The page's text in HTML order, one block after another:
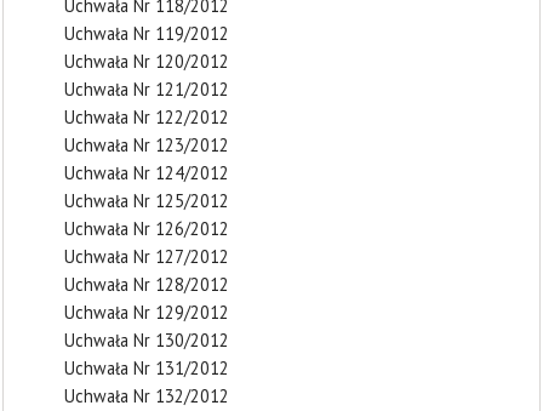
Uchwała Nr 118/2012
Uchwała Nr 119/2012
Uchwała Nr 120/2012
Uchwała Nr 121/2012
Uchwała Nr 122/2012
Uchwała Nr 123/2012
Uchwała Nr 124/2012
Uchwała Nr 125/2012
Uchwała Nr 126/2012
Uchwała Nr 127/2012
Uchwała Nr 128/2012
Uchwała Nr 129/2012
Uchwała Nr 130/2012
Uchwała Nr 131/2012
Uchwała Nr 132/2012